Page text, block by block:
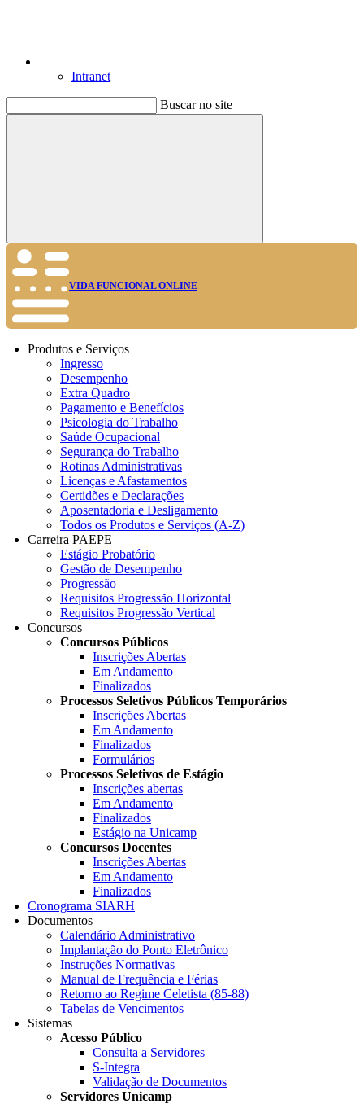
Intranet
Buscar no site
Buscar
VIDA FUNCIONAL ONLINE
Produtos e Serviços
Ingresso
Desempenho
Extra Quadro
Pagamento e Benefícios
Psicologia do Trabalho
Saúde Ocupacional
Segurança do Trabalho
Rotinas Administrativas
Licenças e Afastamentos
Certidões e Declarações
Aposentadoria e Desligamento
Todos os Produtos e Serviços (A-Z)
Carreira PAEPE
Estágio Probatório
Gestão de Desempenho
Progressão
Requisitos Progressão Horizontal
Requisitos Progressão Vertical
Concursos
Concursos Públicos
Inscrições Abertas
Em Andamento
Finalizados
Processos Seletivos Públicos Temporários
Inscrições Abertas
Em Andamento
Finalizados
Formulários
Processos Seletivos de Estágio
Inscrições abertas
Em Andamento
Finalizados
Estágio na Unicamp
Concursos Docentes
Inscrições Abertas
Em Andamento
Finalizados
Cronograma SIARH
Documentos
Calendário Administrativo
Implantação do Ponto Eletrônico
Instruções Normativas
Manual de Frequência e Férias
Retorno ao Regime Celetista (85-88)
Tabelas de Vencimentos
Sistemas
Acesso Público
Consulta a Servidores
S-Integra
Validação de Documentos
Servidores Unicamp